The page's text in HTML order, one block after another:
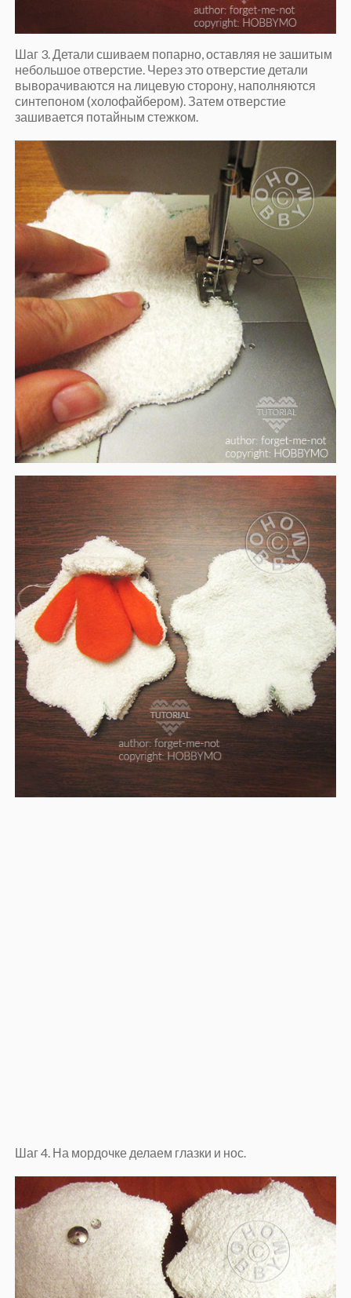
Шаг 3. Детали сшиваем попарно, оставляя не зашитым
небольшое отверстие. Через это отверстие детали
выворачиваются на лицевую сторону, наполняются
синтепоном (холофайбером). Затем отверстие
зашивается потайным стежком.
Шаг 4. На мордочке делаем глазки и нос.